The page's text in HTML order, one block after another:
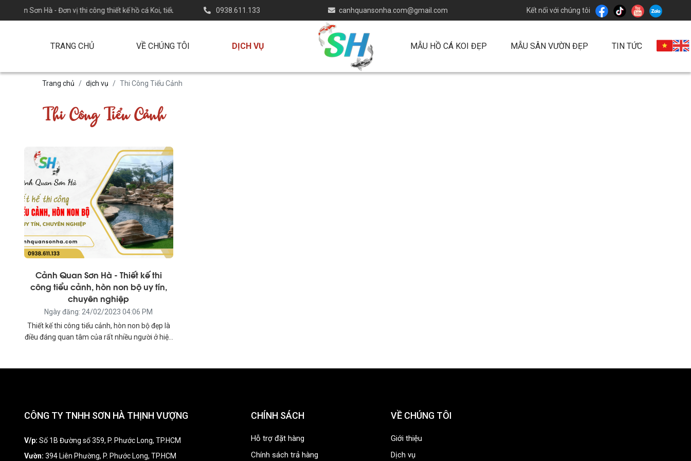
Sơn Hà - Đơn vị thi công thiết kế hồ cá Koi, tiểu cảnh, cảnh quan sân vườn uy tín tại Miền Nam
0938.611.133 canhquansonha.com@gmail.com Kết nối với chúng tôi
TRANG CHỦ VỀ CHÚNG TÔI DỊCH VỤ MẪU HỒ CÁ KOI ĐẸP MẪU SÂN VƯỜN ĐẸP TIN TỨC
Trang chủ dịch vụ Thi Công Tiểu Cảnh
Thi Công Tiểu Cảnh
Cảnh Quan Sơn Hà - Thiết kế thi
công tiểu cảnh, hòn non bộ uy tín,
chuyên nghiệp
Ngày đăng: 24/02/2023 04:06 PM
Thiết kế thi công tiểu cảnh, hòn non bộ đẹp là
điều đáng quan tâm của rất nhiều người ở hiện
thư giãn, tôn vẻ đẹp ngôi nhà và đẳng cấp của
cho khách hàng lo lắng không biết đâu mới là
này, chúng tôi xin giới thiệu đến bạn đọc địa chỉ
CÔNG TY TNHH SƠN HÀ THỊNH VƯỢNG
V/p: Số 1B Đường số 359, P. Phước Long, TP.HCM
Vườn: 394 Liên Phường, P. Phước Long, TP.HCM
CHÍNH SÁCH
Hỗ trợ đặt hàng
Chính sách trả hàng
VỀ CHÚNG TÔI
Giới thiệu
Dịch vụ